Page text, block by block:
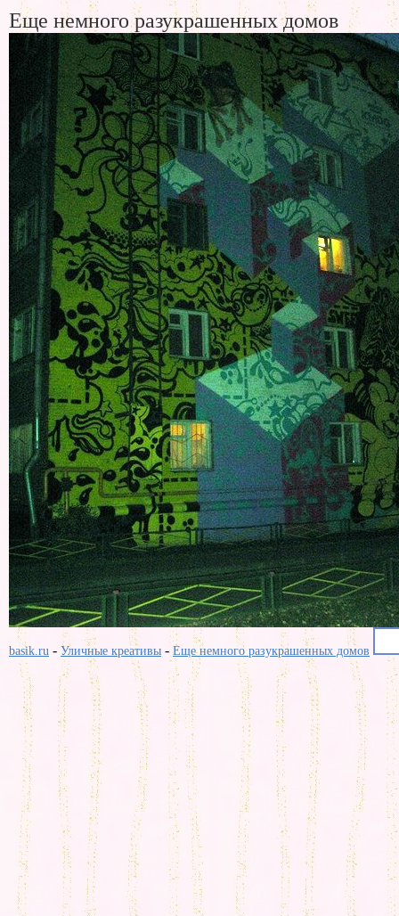
Еще немного разукрашенных домов
basik.ru - Уличные креативы - Еще немного разукрашенных домов